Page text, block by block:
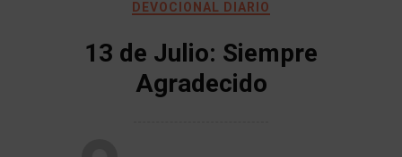
DEVOCIONAL DIARIO
13 de Julio: Siempre
Agradecido